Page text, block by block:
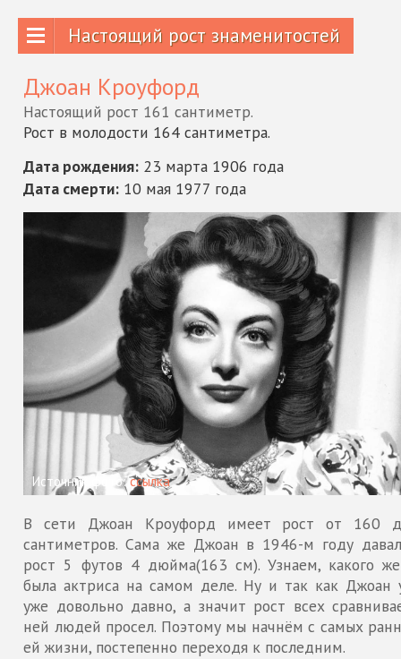
Настоящий рост знаменитостей
Джоан Кроуфорд
Настоящий рост 161 сантиметр.
Рост в молодости 164 сантиметра.
Дата рождения: 23 марта 1906 года
Дата смерти: 10 мая 1977 года
Источник фото:ссылка
В сети Джоан Кроуфорд имеет рост от 160
сантиметров. Сама же Джоан в 1946-м году
рост 5 футов 4 дюйма(163 см). Узнаем, какого
была актриса на самом деле. Ну и так как Джоан
уже довольно давно, а значит рост всех
ней людей просел. Поэтому мы начнём с самых
ей жизни, постепенно переходя к последним.